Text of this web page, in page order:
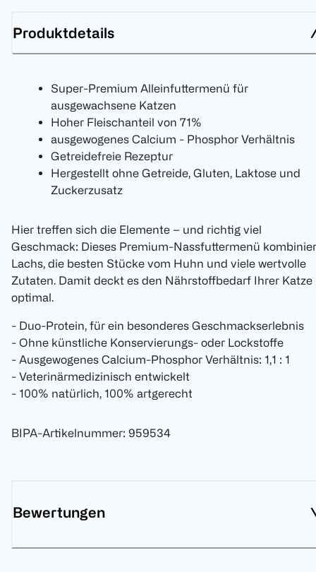
Produktdetails
Super-Premium Alleinfuttermenü für
ausgewachsene Katzen
Hoher Fleischanteil von 71%
ausgewogenes Calcium - Phosphor Verhältnis
Getreidefreie Rezeptur
Hergestellt ohne Getreide, Gluten, Laktose und
Zuckerzusatz
Hier treffen sich die Elemente ­– und richtig viel
Geschmack: Dieses Premium-Nassfuttermenü
Lachs, die besten Stücke vom Huhn und viele wertvolle
Zutaten. Damit deckt es den Nährstoffbedarf Ihrer Katze
optimal.
- Duo-Protein, für ein besonderes Geschmackserlebnis
- Ohne künstliche Konservierungs- oder Lockstoffe
- Ausgewogenes Calcium-Phosphor Verhältnis: 1,1 : 1
- Veterinärmedizinisch entwickelt
- 100% natürlich, 100% artgerecht
BIPA-Artikelnummer: 959534
Bewertungen